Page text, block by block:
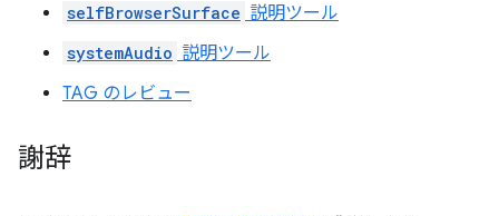
selfBrowserSurface 説明ツール
systemAudio 説明ツール
TAG のレビュー
謝辞